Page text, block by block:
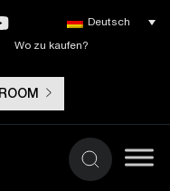
Wo zu kaufen?
Deutsch